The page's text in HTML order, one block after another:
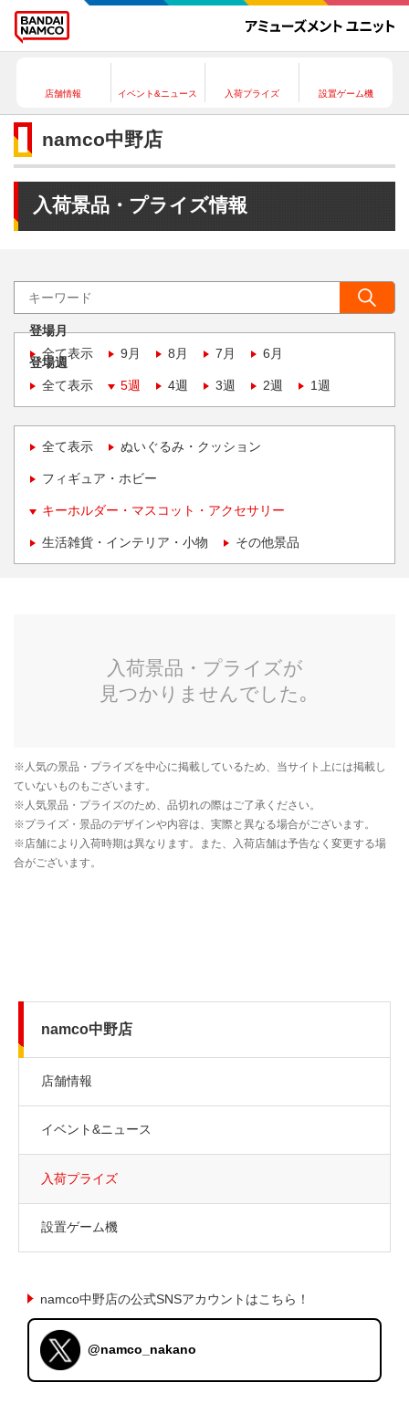
店舗情報 イベント&ニュース 入荷プライズ 設置ゲーム機
namco中野店
入荷景品・プライズ情報
登場月
全て表示
9月 8月 7月 6月
登場週
全て表示
5週 4週 3週 2週 1週
全て表示 ぬいぐるみ・クッション
フィギュア・ホビー
キーホルダー・マスコット・アクセサリー
生活雑貨・インテリア・小物 その他景品
namco中野店
店舗情報
イベント&ニュース
入荷プライズ
設置ゲーム機
namco中野店の公式SNSアカウントはこちら！
@namco_nakano